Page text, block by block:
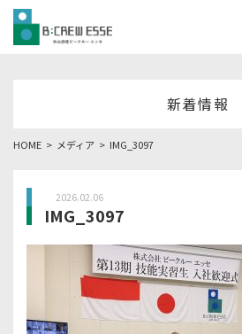
新着情報
HOME メディア IMG_3097
2026.02.06
IMG_3097